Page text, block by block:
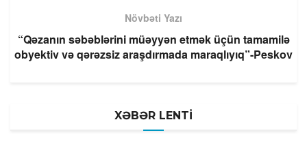
Növbəti Yazı
“Qəzanın səbəblərini müəyyən etmək üçün tamamilə
obyektiv və qərəzsiz araşdırmada maraqlıyıq”-Peskov
XƏBƏR LENTİ